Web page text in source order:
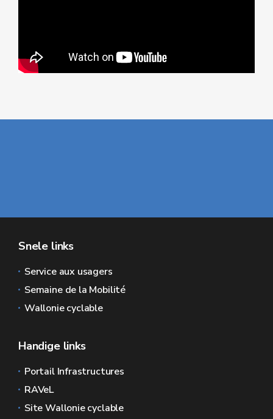
Snele links
Service aux usagers
Semaine de la Mobilité
Wallonie cyclable
Handige links
Portail Infrastructures
RAVeL
Site Wallonie cyclable